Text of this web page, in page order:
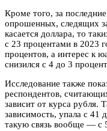
Кроме того, за
опрошенных, следящих
касается доллара, то
с 23 процентами в 2023
процентов, а интерес к
снизился с 4 до 3
Исследование также
респондентов,
зависит от курса рубля.
зависимость, упала с 41
такую связь вообще — с